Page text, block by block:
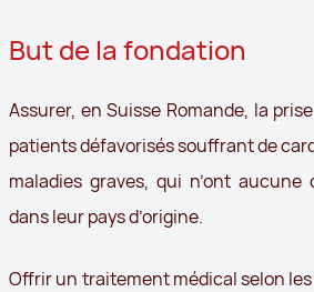
But de la fondation
Assurer, en Suisse Romande, la
patients défavorisés souffrant de
maladies graves, qui n’ont aucune
dans leur pays d’origine.
Offrir un traitement médical selon